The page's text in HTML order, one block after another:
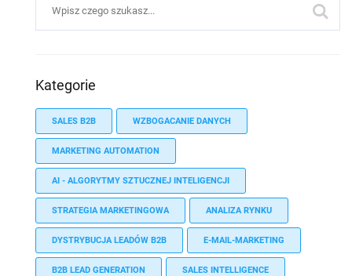
Kategorie
SALES B2B WZBOGACANIE DANYCH
MARKETING AUTOMATION
AI - ALGORYTMY SZTUCZNEJ INTELIGENCJI
STRATEGIA MARKETINGOWA ANALIZA RYNKU
DYSTRYBUCJA LEADÓW B2B E-MAIL-MARKETING
B2B LEAD GENERATION SALES INTELLIGENCE